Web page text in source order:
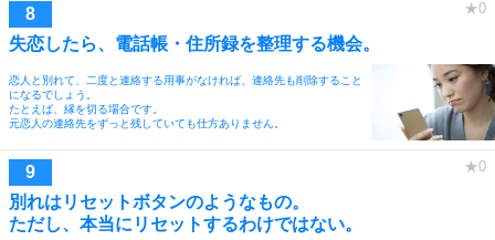
失恋したら、電話帳・住所録を整理する機会。
恋人と別れて、二度と連絡する用事がなければ、連絡先も削除すること
になるでしょう。
たとえば、縁を切る場合です。
元恋人の連絡先をずっと残していても仕方ありません。
別れはリセットボタンのようなもの。
ただし、本当にリセットするわけではない。